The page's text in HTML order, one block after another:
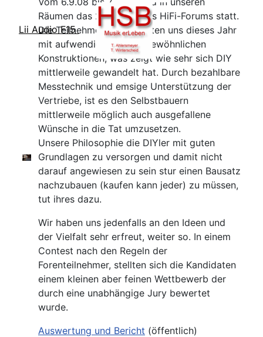
Lii Audio F15
Räumen das 2. Treffen des HiFi-Forums statt.
Die Teilnehmer überraschten uns dieses Jahr
mit aufwendigen und ungewöhnlichen
Konstruktionen, was zeigt wie sehr sich DIY
mittlerweile gewandelt hat. Durch bezahlbare
Messtechnik und emsige Unterstützung der
Vertriebe, ist es den Selbstbauern
mittlerweile möglich auch ausgefallene
Wünsche in die Tat umzusetzen.
Unsere Philosophie die DIYler mit guten
Grundlagen zu versorgen und damit nicht
darauf angewiesen zu sein stur einen Bausatz
nachzubauen (kaufen kann jeder) zu müssen,
tut ihres dazu.
Wir haben uns jedenfalls an den Ideen und
der Vielfalt sehr erfreut, weiter so. In einem
Contest nach den Regeln der
Forenteilnehmer, stellten sich die Kandidaten
einem kleinen aber feinen Wettbewerb der
durch eine unabhängige Jury bewertet
wurde.
Auswertung und Bericht (öffentlich)